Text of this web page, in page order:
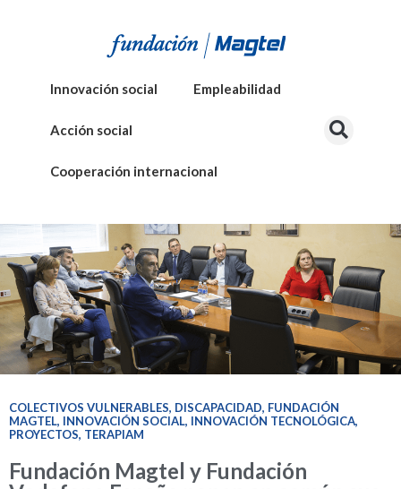
Innovación social Empleabilidad
Acción social
Cooperación internacional
COLECTIVOS VULNERABLES, DISCAPACIDAD, FUNDACIÓN
MAGTEL, INNOVACIÓN SOCIAL, INNOVACIÓN TECNOLÓGICA,
PROYECTOS, TERAPIAM
Fundación Magtel y Fundación